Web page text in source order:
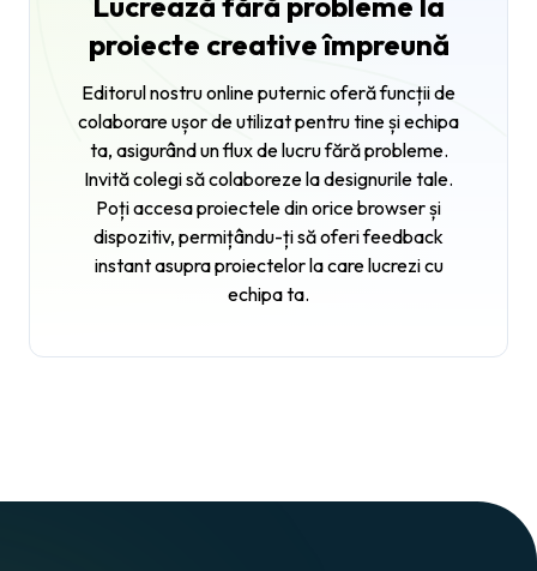
proiecte creative împreună
Editorul nostru online puternic oferă funcții de
colaborare ușor de utilizat pentru tine și echipa
ta, asigurând un flux de lucru fără probleme.
Invită colegi să colaboreze la designurile tale.
Poți accesa proiectele din orice browser și
dispozitiv, permițându-ți să oferi feedback
instant asupra proiectelor la care lucrezi cu
echipa ta.